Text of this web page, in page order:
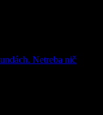
Netreba nič